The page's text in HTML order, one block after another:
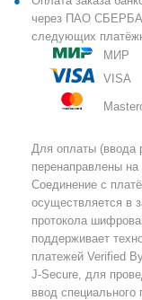
через ПАО
следующих
МИР
VISA
Для оплаты (ввода
перенаправлены
Соединение с
осуществляется в
протокола
поддерживает
платежей Verified
J-Secure, для
ввод специального